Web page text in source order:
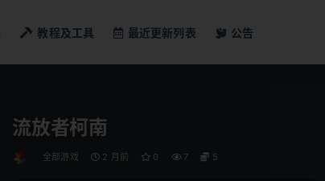
教程及工具 最近更新列表 公告
流放者柯南
全部游戏 2 月前 0 7 5